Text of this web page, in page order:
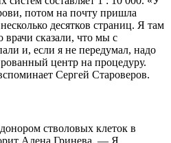
потом на почту пришла
десятков страниц. Я там
сказали, что мы с
и, если я не передумал, надо
центр на процедуру.
Сергей Староверов.
стволовых клеток в